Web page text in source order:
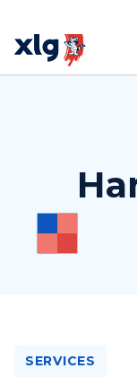
SERVICES